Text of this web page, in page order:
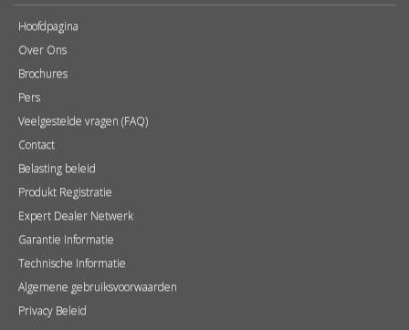
Hoofdpagina
Over Ons
Brochures
Pers
Veelgestelde vragen (FAQ)
Contact
Belasting beleid
Produkt Registratie
Expert Dealer Netwerk
Garantie Informatie
Technische Informatie
Algemene gebruiksvoorwaarden
Privacy Beleid